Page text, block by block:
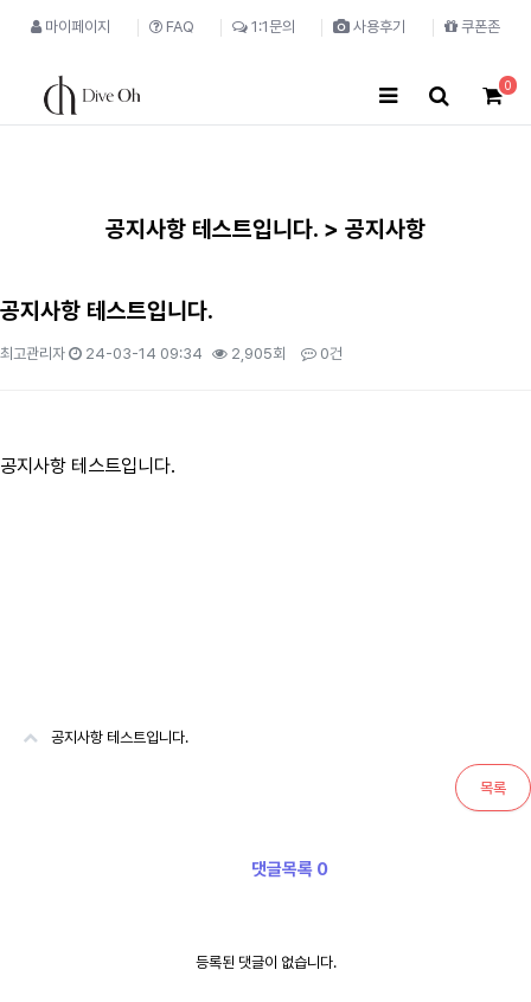
마이페이지 FAQ 1:1문의 사용후기 쿠폰존
0
공지사항 테스트입니다. > 공지사항
공지사항 테스트입니다.
최고관리자 24-03-14 09:34 2,905회 0건
공지사항 테스트입니다.
공지사항 테스트입니다.
목록
댓글목록 0
등록된 댓글이 없습니다.